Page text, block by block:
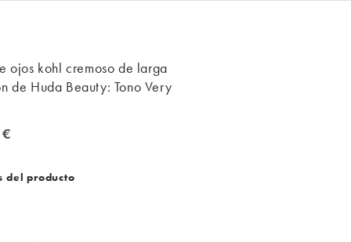
ojos kohl cremoso de larga
de Huda Beauty: Tono Very
del producto